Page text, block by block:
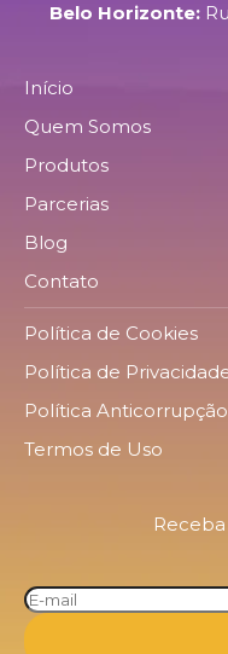
Belo Horizonte:
Início
Quem Somos
Produtos
Parcerias
Blog
Contato
Política de Cookies
Política de
Política Anticorrupção
Termos de Uso